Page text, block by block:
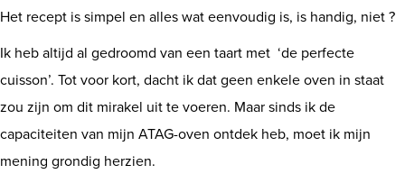
Shop
Het recept is simpel en alles wat eenvoudig is, is handig, niet ?
Ik heb altijd al gedroomd van een taart met ‘de perfecte
cuisson’. Tot voor kort, dacht ik dat geen enkele oven in staat
zou zijn om dit mirakel uit te voeren. Maar sinds ik de
capaciteiten van mijn ATAG-oven ontdek heb, moet ik mijn
mening grondig herzien.